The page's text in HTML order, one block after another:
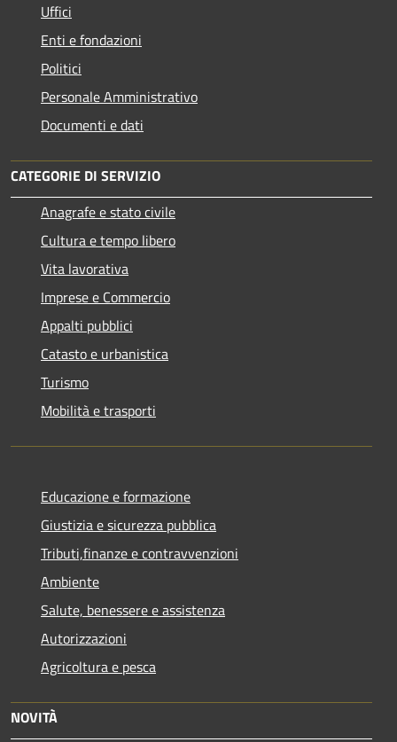
Uffici
Enti e fondazioni
Politici
Personale Amministrativo
Documenti e dati
CATEGORIE DI SERVIZIO
Anagrafe e stato civile
Cultura e tempo libero
Vita lavorativa
Imprese e Commercio
Appalti pubblici
Catasto e urbanistica
Turismo
Mobilità e trasporti
Educazione e formazione
Giustizia e sicurezza pubblica
Tributi,finanze e contravvenzioni
Ambiente
Salute, benessere e assistenza
Autorizzazioni
Agricoltura e pesca
NOVITÀ